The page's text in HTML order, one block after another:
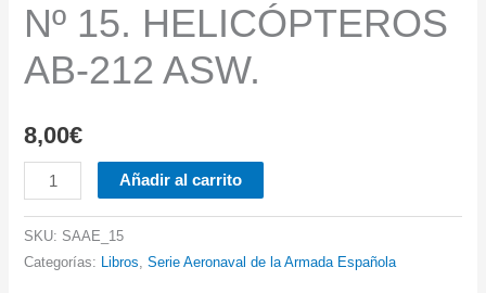
Nº 15. HELICÓPTEROS
AB-212 ASW.
8,00€
15.
HELICÓPTEROS
AB-
Añadir al carrito
SKU: SAAE_15
Categorías: Libros,Serie Aeronaval de la Armada Española